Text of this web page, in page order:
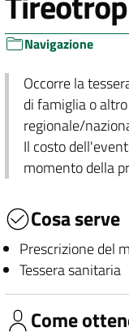
Navigazione
Occorre la
di famiglia o
regionale/
Il costo
momento della
Cosa serve
Prescrizione del
Tessera sanitaria
Come